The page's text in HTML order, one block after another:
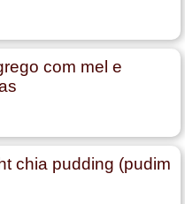
com mel e
chia pudding (pudim